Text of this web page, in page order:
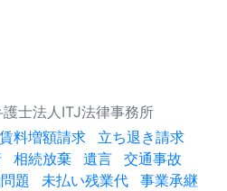
士法人ITJ法律事務所
賃料増額請求
立ち退き請求
相続放棄 遺言
交通事故
題 未払い残業代 事業承継